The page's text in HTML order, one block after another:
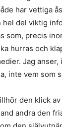
har vettiga
hel del viktig
som, precis
hurras och
Jag
inte vem som
den klick
andra den